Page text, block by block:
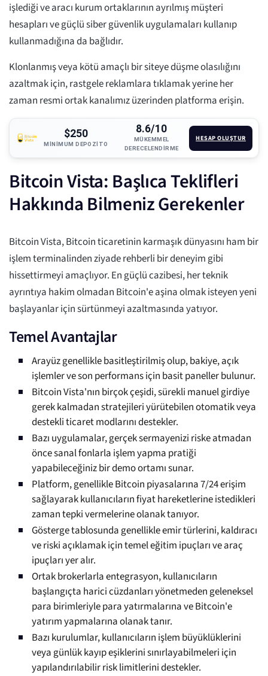
işlediği ve aracı kurum ortaklarının ayrılmış müşteri
hesapları ve güçlü siber güvenlik uygulamaları kullanıp
kullanmadığına da bağlıdır.
Klonlanmış veya kötü amaçlı bir siteye düşme olasılığını
azaltmak için, rastgele reklamlara tıklamak yerine her
zaman resmi ortak kanalımız üzerinden platforma erişin.
$250
MINIMUM DEPOZITO
8.6/10
MÜKEMMEL
DERECELENDIRME
HESAP OLUŞTUR
Bitcoin Vista: Başlıca Teklifleri
Hakkında Bilmeniz Gerekenler
Bitcoin Vista, Bitcoin ticaretinin karmaşık dünyasını ham bir
işlem terminalinden ziyade rehberli bir deneyim gibi
hissettirmeyi amaçlıyor. En güçlü cazibesi, her teknik
ayrıntıya hakim olmadan Bitcoin'e aşina olmak isteyen yeni
başlayanlar için sürtünmeyi azaltmasında yatıyor.
Temel Avantajlar
Arayüz genellikle basitleştirilmiş olup, bakiye, açık
işlemler ve son performans için basit paneller bulunur.
Bitcoin Vista'nın birçok çeşidi, sürekli manuel girdiye
gerek kalmadan stratejileri yürütebilen otomatik veya
destekli ticaret modlarını destekler.
Bazı uygulamalar, gerçek sermayenizi riske atmadan
önce sanal fonlarla işlem yapma pratiği
yapabileceğiniz bir demo ortamı sunar.
Platform, genellikle Bitcoin piyasalarına 7/24 erişim
sağlayarak kullanıcıların fiyat hareketlerine istedikleri
zaman tepki vermelerine olanak tanıyor.
Gösterge tablosunda genellikle emir türlerini, kaldıracı
ve riski açıklamak için temel eğitim ipuçları ve araç
ipuçları yer alır.
Ortak brokerlarla entegrasyon, kullanıcıların
başlangıçta harici cüzdanları yönetmeden geleneksel
para birimleriyle para yatırmalarına ve Bitcoin'e
yatırım yapmalarına olanak tanır.
Bazı kurulumlar, kullanıcıların işlem büyüklüklerini
veya günlük kayıp eşiklerini sınırlayabilmeleri için
yapılandırılabilir risk limitlerini destekler.